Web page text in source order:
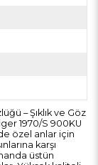
– Şıklık ve Göz
1970/S 900KU
özel anlar için
karşı
üstün